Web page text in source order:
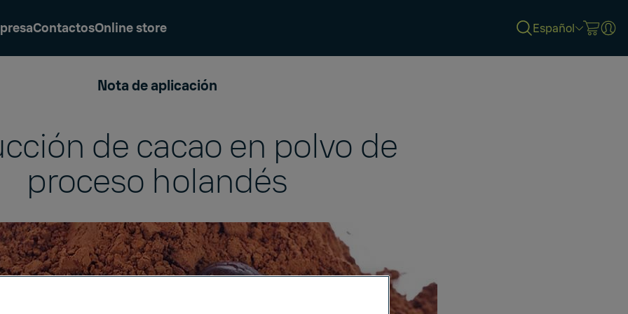
ContactosOnline store Español
Nota de aplicación
de cacao en polvo de
proceso holandés